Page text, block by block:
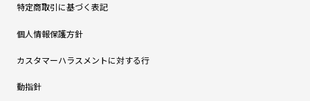
特定商取引に基づく表記
個人情報保護方針
カスタマーハラスメントに対する行
動指針